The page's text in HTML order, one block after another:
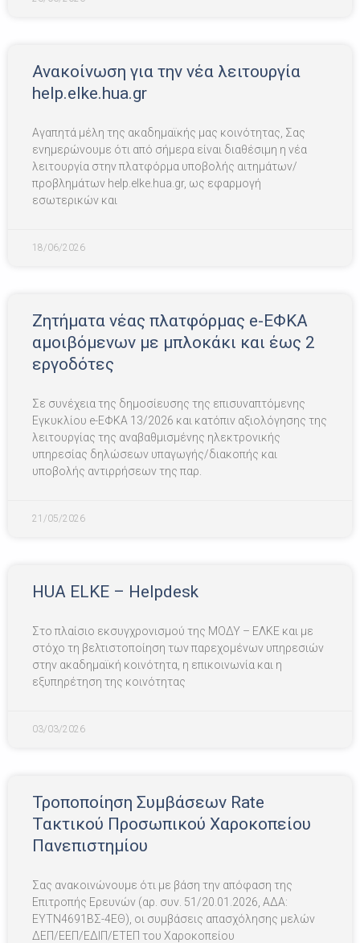
Ανακοίνωση για την νέα λειτουργία
help.elke.hua.gr
Αγαπητά μέλη της ακαδημαϊκής μας κοινότητας, Σας
ενημερώνουμε ότι από σήμερα είναι διαθέσιμη η νέα
λειτουργία στην πλατφόρμα υποβολής αιτημάτων/
προβλημάτων help.elke.hua.gr, ως εφαρμογή
εσωτερικών και
18/06/2026
Ζητήματα νέας πλατφόρμας e-ΕΦΚΑ
αμοιβόμενων με μπλοκάκι και έως 2
εργοδότες
Σε συνέχεια της δημοσίευσης της επισυναπτόμενης
Εγκυκλίου e-ΕΦΚΑ 13/2026 και κατόπιν αξιολόγησης της
λειτουργίας της αναβαθμισμένης ηλεκτρονικής
υπηρεσίας δηλώσεων υπαγωγής/διακοπής και
υποβολής αντιρρήσεων της παρ.
21/05/2026
HUA ELKE – Helpdesk
Στο πλαίσιο εκσυγχρονισμού της ΜΟΔΥ – EΛΚΕ και με
στόχο τη βελτιστοποίηση των παρεχομένων υπηρεσιών
στην ακαδημαϊκή κοινότητα, η επικοινωνία και η
εξυπηρέτηση της κοινότητας
03/03/2026
Τροποποίηση Συμβάσεων Rate
Τακτικού Προσωπικού Χαροκοπείου
Πανεπιστημίου
Σας ανακοινώνουμε ότι με βάση την απόφαση της
Επιτροπής Ερευνών (αρ. συν. 51/20.01.2026, ΑΔΑ:
ΕΥΤΝ4691ΒΣ-4ΕΘ), οι συμβάσεις απασχόλησης μελών
ΔΕΠ/ΕΕΠ/ΕΔΙΠ/ΕΤΕΠ του Χαροκοπείου